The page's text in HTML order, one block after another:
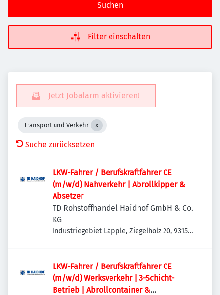
Suchen
Filter einschalten
Jetzt Jobalarm aktivieren!
Transport und Verkehr
Suche zurücksetzen
LKW-Fahrer / Berufskraftfahrer CE
(m/w/d) Nahverkehr | Abrollkipper &
Absetzer
TD Rohstoffhandel Haidhof GmbH & Co.
KG
Industriegebiet Läpple, Ziegelholz 20, 93158
LKW-Fahrer / Berufskraftfahrer CE
(m/w/d) Werksverkehr | 3-Schicht-
Betrieb | Abrollcontainer &